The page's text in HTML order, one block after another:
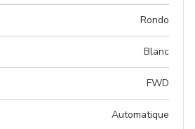
Rondo
Blanc
FWD
Automatique